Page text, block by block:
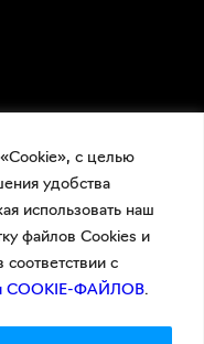
с целью
удобства
использовать наш
файлов Cookies и
соответствии с
COOKIE-ФАЙЛОВ.